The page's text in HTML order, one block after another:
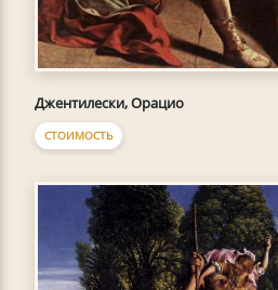
Джентилески, Орацио
СТОИМОСТЬ